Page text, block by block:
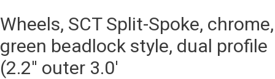
Wheels, SCT Split-Spoke, chrome,
green beadlock style, dual profile
(2.2'' outer 3.0'